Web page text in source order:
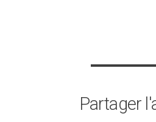
Partager